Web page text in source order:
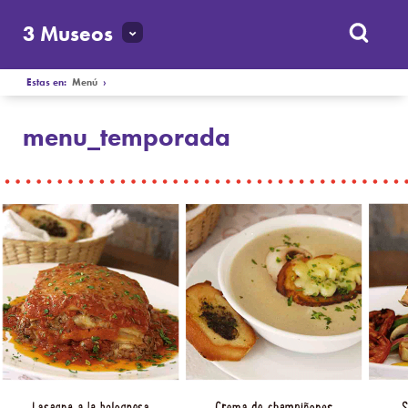
3 Museos
Estas en:Menú ›
menu_temporada